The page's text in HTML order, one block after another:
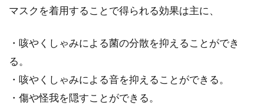
マスクを着用することで得られる効果は主に、
・咳やくしゃみによる菌の分散を抑えることができ
る。
・咳やくしゃみによる音を抑えることができる。
・傷や怪我を隠すことができる。